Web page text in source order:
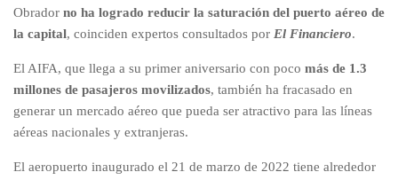
Obrador no ha logrado reducir la saturación del puerto aéreo de
la capital, coinciden expertos consultados por El Financiero.
El AIFA, que llega a su primer aniversario con poco más de 1.3
millones de pasajeros movilizados, también ha fracasado en
generar un mercado aéreo que pueda ser atractivo para las líneas
aéreas nacionales y extranjeras.
El aeropuerto inaugurado el 21 de marzo de 2022 tiene alrededor